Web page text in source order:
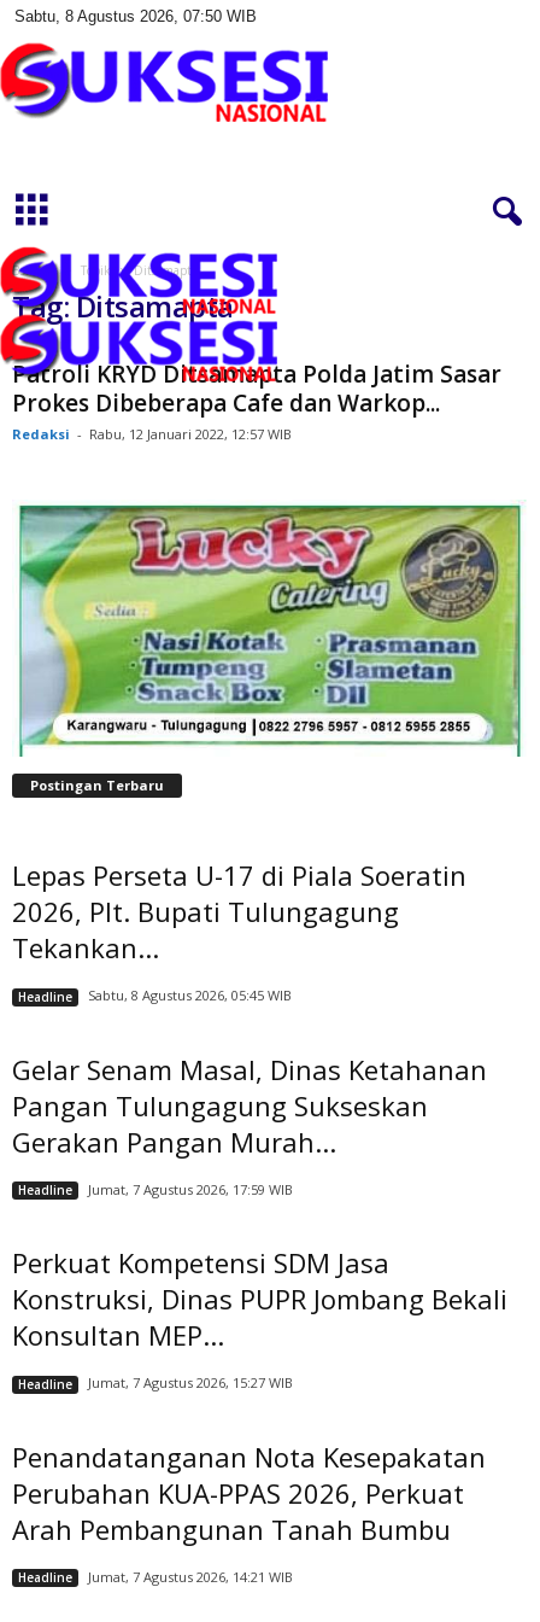
Sabtu, 8 Agustus 2026, 07:50 WIB
s
i
a
s
Beranda Topik Ditsamapta
Tag: Ditsamapta
Patroli KRYD Ditsamapta Polda Jatim Sasar
Prokes Dibeberapa Cafe dan Warkop...
Redaksi - Rabu, 12 Januari 2022, 12:57 WIB
Postingan Terbaru
Lepas Perseta U-17 di Piala Soeratin
2026, Plt. Bupati Tulungagung
Tekankan...
Headline Sabtu, 8 Agustus 2026, 05:45 WIB
Gelar Senam Masal, Dinas Ketahanan
Pangan Tulungagung Sukseskan
Gerakan Pangan Murah...
Headline Jumat, 7 Agustus 2026, 17:59 WIB
Perkuat Kompetensi SDM Jasa
Konstruksi, Dinas PUPR Jombang Bekali
Konsultan MEP...
Headline Jumat, 7 Agustus 2026, 15:27 WIB
Penandatanganan Nota Kesepakatan
Perubahan KUA-PPAS 2026, Perkuat
Arah Pembangunan Tanah Bumbu
Headline Jumat, 7 Agustus 2026, 14:21 WIB